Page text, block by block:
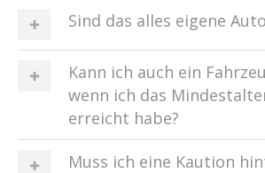
Sind das alles eigene
Kann ich auch ein
wenn ich das
erreicht habe?
Muss ich eine Kaution